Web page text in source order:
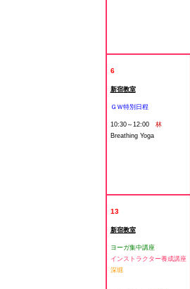
6
新宿教室
ＧＷ特別日程
10:30～12:00 林
Breathing Yoga
13
新宿教室
ヨーガ集中講座
インストラクター養成講座
深堀